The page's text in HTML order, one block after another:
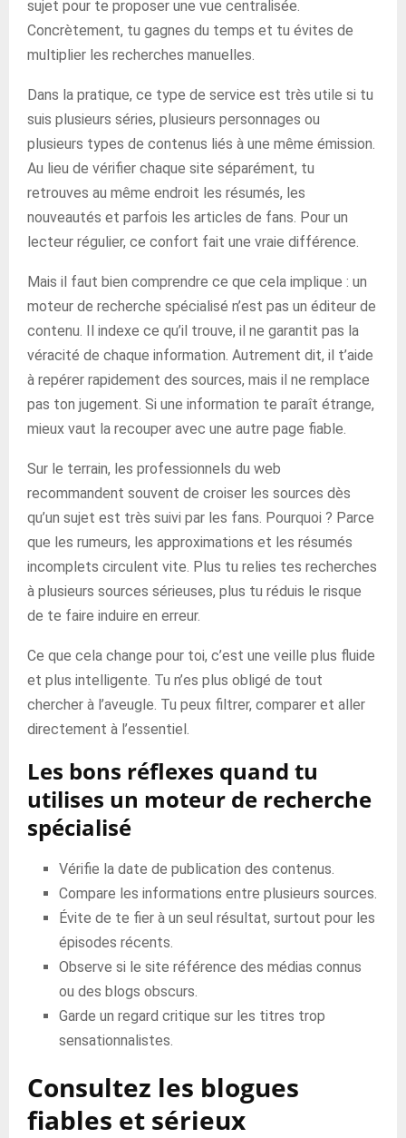
sujet pour te proposer une vue centralisée.
Concrètement, tu gagnes du temps et tu évites de
multiplier les recherches manuelles.
Dans la pratique, ce type de service est très utile si tu
suis plusieurs séries, plusieurs personnages ou
plusieurs types de contenus liés à une même émission.
Au lieu de vérifier chaque site séparément, tu
retrouves au même endroit les résumés, les
nouveautés et parfois les articles de fans. Pour un
lecteur régulier, ce confort fait une vraie différence.
Mais il faut bien comprendre ce que cela implique : un
moteur de recherche spécialisé n’est pas un éditeur de
contenu. Il indexe ce qu’il trouve, il ne garantit pas la
véracité de chaque information. Autrement dit, il t’aide
à repérer rapidement des sources, mais il ne remplace
pas ton jugement. Si une information te paraît étrange,
mieux vaut la recouper avec une autre page fiable.
Sur le terrain, les professionnels du web
recommandent souvent de croiser les sources dès
qu’un sujet est très suivi par les fans. Pourquoi ? Parce
que les rumeurs, les approximations et les résumés
incomplets circulent vite. Plus tu relies tes recherches
à plusieurs sources sérieuses, plus tu réduis le risque
de te faire induire en erreur.
Ce que cela change pour toi, c’est une veille plus fluide
et plus intelligente. Tu n’es plus obligé de tout
chercher à l’aveugle. Tu peux filtrer, comparer et aller
directement à l’essentiel.
Les bons réflexes quand tu
utilises un moteur de recherche
spécialisé
Vérifie la date de publication des contenus.
Compare les informations entre plusieurs sources.
Évite de te fier à un seul résultat, surtout pour les
épisodes récents.
Observe si le site référence des médias connus
ou des blogs obscurs.
Garde un regard critique sur les titres trop
sensationnalistes.
Consultez les blogues
fiables et sérieux